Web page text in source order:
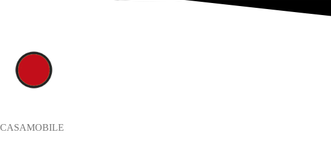
CASAMOBILE